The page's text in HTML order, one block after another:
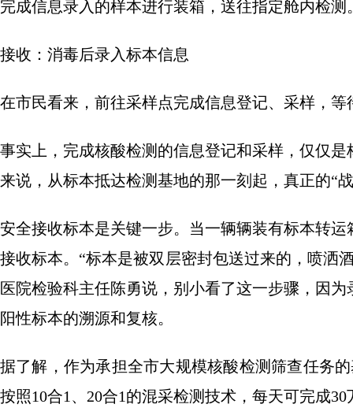
完成信息录入的样本进行装箱，送往指定舱内检测
接收：消毒后录入标本信息
在市民看来，前往采样点完成信息登记、采样，
事实上，完成核酸检测的信息登记和采样，仅仅
来说，从标本抵达检测基地的那一刻起，真正的“
安全接收标本是关键一步。当一辆辆装有标本转
接收标本。“标本是被双层密封包送过来的，喷洒
医院检验科主任陈勇说，别小看了这一步骤，因
阳性标本的溯源和复核。
据了解，作为承担全市大规模核酸检测筛查任务
按照10合1、20合1的混采检测技术，每天可完成